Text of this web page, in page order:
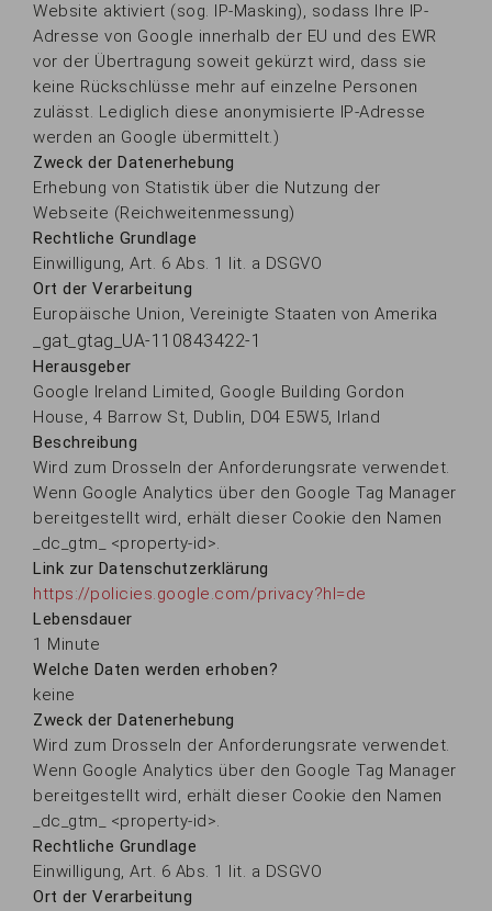
Website aktiviert (sog. IP-Masking), sodass Ihre IP-
Adresse von Google innerhalb der EU und des EWR
vor der Übertragung soweit gekürzt wird, dass sie
keine Rückschlüsse mehr auf einzelne Personen
zulässt. Lediglich diese anonymisierte IP-Adresse
werden an Google übermittelt.)
Zweck der Datenerhebung
Erhebung von Statistik über die Nutzung der
Webseite (Reichweitenmessung)
Rechtliche Grundlage
Einwilligung, Art. 6 Abs. 1 lit. a DSGVO
Ort der Verarbeitung
Europäische Union, Vereinigte Staaten von Amerika
_gat_gtag_UA-110843422-1
Herausgeber
Google Ireland Limited, Google Building Gordon
House, 4 Barrow St, Dublin, D04 E5W5, Irland
Beschreibung
Wird zum Drosseln der Anforderungsrate verwendet.
Wenn Google Analytics über den Google Tag Manager
bereitgestellt wird, erhält dieser Cookie den Namen
_dc_gtm_ <property-id>.
Link zur Datenschutzerklärung
https://policies.google.com/privacy?hl=de
Lebensdauer
1 Minute
Welche Daten werden erhoben?
keine
Zweck der Datenerhebung
Wird zum Drosseln der Anforderungsrate verwendet.
Wenn Google Analytics über den Google Tag Manager
bereitgestellt wird, erhält dieser Cookie den Namen
_dc_gtm_ <property-id>.
Rechtliche Grundlage
Einwilligung, Art. 6 Abs. 1 lit. a DSGVO
Ort der Verarbeitung